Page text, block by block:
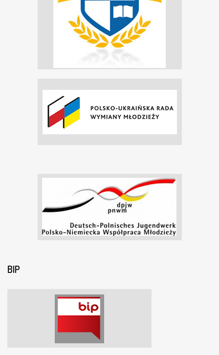
BIP